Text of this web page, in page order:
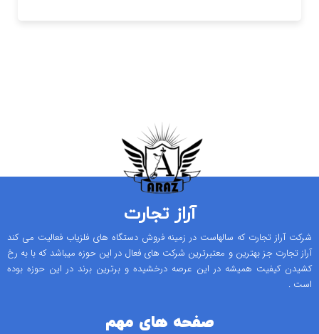
آراز تجارت
شرکت آراز تجارت که سالهاست در زمینه فروش دستگاه های فلزیاب فعالیت می کند
آراز تجارت جز بهترین و معتبرترین شرکت های فعال در این حوزه میباشد که با به رخ
کشیدن کیفیت همیشه در این عرصه درخشیده و برترین برند در این حوزه بوده
است .
صفحه های مهم